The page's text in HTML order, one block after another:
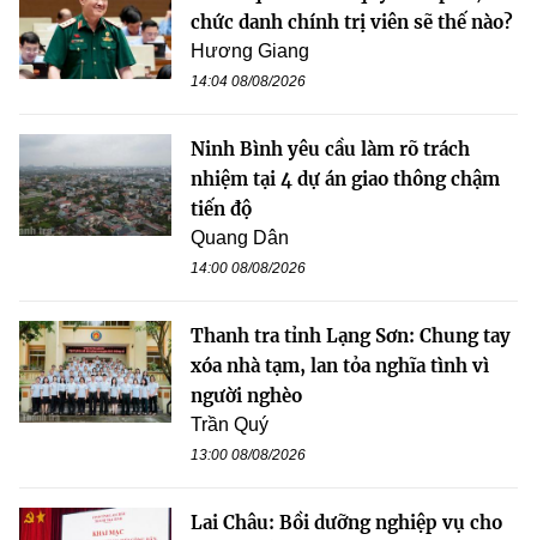
chức danh chính trị viên sẽ thế nào?
Hương Giang
14:04 08/08/2026
Ninh Bình yêu cầu làm rõ trách
nhiệm tại 4 dự án giao thông chậm
tiến độ
Quang Dân
14:00 08/08/2026
Thanh tra tỉnh Lạng Sơn: Chung tay
xóa nhà tạm, lan tỏa nghĩa tình vì
người nghèo
Trần Quý
13:00 08/08/2026
Lai Châu: Bồi dưỡng nghiệp vụ cho